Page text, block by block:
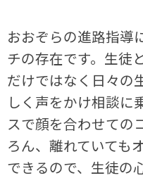
おおぞらの進路指導
チの存在です。生徒
だけではなく日々の
しく声をかけ相談に
スで顔を合わせての
ろん、離れていても
できるので、生徒の